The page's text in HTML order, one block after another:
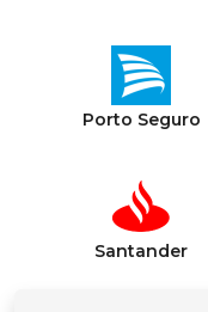
Porto Seguro
Santander